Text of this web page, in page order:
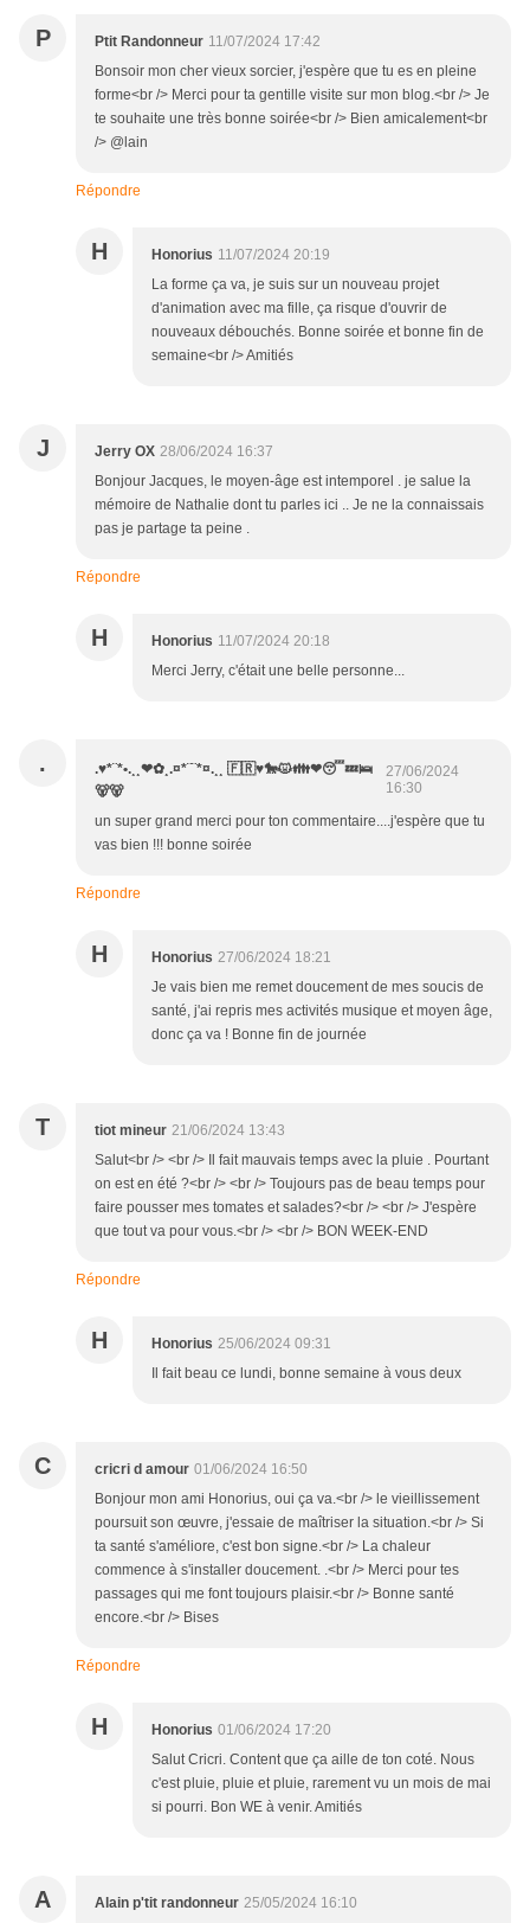
P Ptit Randonneur 11/07/2024 17:42
Bonsoir mon cher vieux sorcier, j'espère que tu es en pleine
forme<br /> Merci pour ta gentille visite sur mon blog.<br /> Je
te souhaite une très bonne soirée<br /> Bien amicalement<br
/> @lain
Répondre
H Honorius 11/07/2024 20:19
La forme ça va, je suis sur un nouveau projet
d'animation avec ma fille, ça risque d'ouvrir de
nouveaux débouchés. Bonne soirée et bonne fin de
semaine<br /> Amitiés
J Jerry OX 28/06/2024 16:37
Bonjour Jacques, le moyen-âge est intemporel . je salue la
mémoire de Nathalie dont tu parles ici .. Je ne la connaissais
pas je partage ta peine .
Répondre
H Honorius 11/07/2024 20:18
Merci Jerry, c'était une belle personne...
.
.♥*¨*•.¸¸❤✿¸.¤*¨¨*¤.¸¸ 🇫🇷♥️🐎😾👪❤😴💤🛌
🐻🐻
27/06/2024
16:30
un super grand merci pour ton commentaire....j'espère que tu
vas bien !!! bonne soirée
Répondre
H Honorius 27/06/2024 18:21
Je vais bien me remet doucement de mes soucis de
santé, j'ai repris mes activités musique et moyen âge,
donc ça va ! Bonne fin de journée
T tiot mineur 21/06/2024 13:43
Salut<br /> <br /> Il fait mauvais temps avec la pluie . Pourtant
on est en été ?<br /> <br /> Toujours pas de beau temps pour
faire pousser mes tomates et salades?<br /> <br /> J'espère
que tout va pour vous.<br /> <br /> BON WEEK-END
Répondre
H Honorius 25/06/2024 09:31
Il fait beau ce lundi, bonne semaine à vous deux
C cricri d amour 01/06/2024 16:50
Bonjour mon ami Honorius, oui ça va.<br /> le vieillissement
poursuit son œuvre, j'essaie de maîtriser la situation.<br /> Si
ta santé s'améliore, c'est bon signe.<br /> La chaleur
commence à s'installer doucement. .<br /> Merci pour tes
passages qui me font toujours plaisir.<br /> Bonne santé
encore.<br /> Bises
Répondre
H Honorius 01/06/2024 17:20
Salut Cricri. Content que ça aille de ton coté. Nous
c'est pluie, pluie et pluie, rarement vu un mois de mai
si pourri. Bon WE à venir. Amitiés
A Alain p'tit randonneur 25/05/2024 16:10